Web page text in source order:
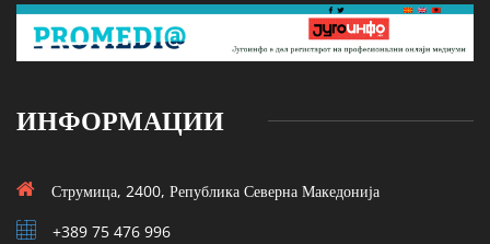
ИНФОРМАЦИИ
Струмица, 2400, Република Северна Македонија
+389 75 476 996